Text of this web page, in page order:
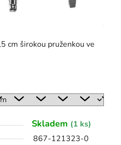
cm širokou pruženkou ve
Skladem (1 ks)
867-121323-0